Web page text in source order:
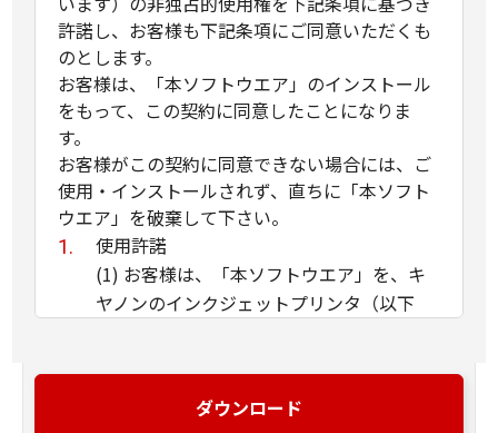
許諾し、お客様も下記条項にご同意いただくも
のとします。
お客様は、「本ソフトウエア」のインストール
をもって、この契約に同意したことになりま
す。
お客様がこの契約に同意できない場合には、ご
使用・インストールされず、直ちに「本ソフト
ウエア」を破棄して下さい。
使用許諾
(1) お客様は、「本ソフトウエア」を、キ
ヤノンのインクジェットプリンタ（以下
とは、「許諾ソフトウエア」をコンピュー
ダウンロード